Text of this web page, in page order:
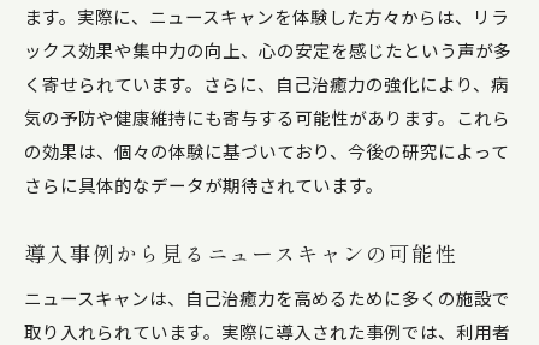
利用者の声から見るニュースキャンの利点
実際の体験を通じたニュースキャンの評価
ニュースキャンがもたらす意識の変化
社会への影響とニュースキャンの可能性
未来を築くニュースキャンの有用性
践方法
ニュースキャンを日常に取り入れる方法
効果を最大限に引き出すための活用法
ます。実際に、ニュースキャンを体験した方々からは、リラ
ックス効果や集中力の向上、心の安定を感じたという声が多
く寄せられています。さらに、自己治癒力の強化により、病
気の予防や健康維持にも寄与する可能性があります。これら
の効果は、個々の体験に基づいており、今後の研究によって
さらに具体的なデータが期待されています。
導入事例から見るニュースキャンの可能性
ニュースキャンは、自己治癒力を高めるために多くの施設で
取り入れられています。実際に導入された事例では、利用者